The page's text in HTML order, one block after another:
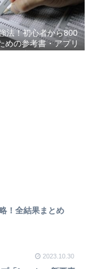
法！初心者から800
めの参考書・アプリ
を紹介！
！全結果まとめ
2023.10.30